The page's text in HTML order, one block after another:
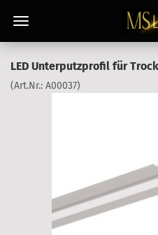
LED Unterputzprofil für
(Art.Nr.: A00037)